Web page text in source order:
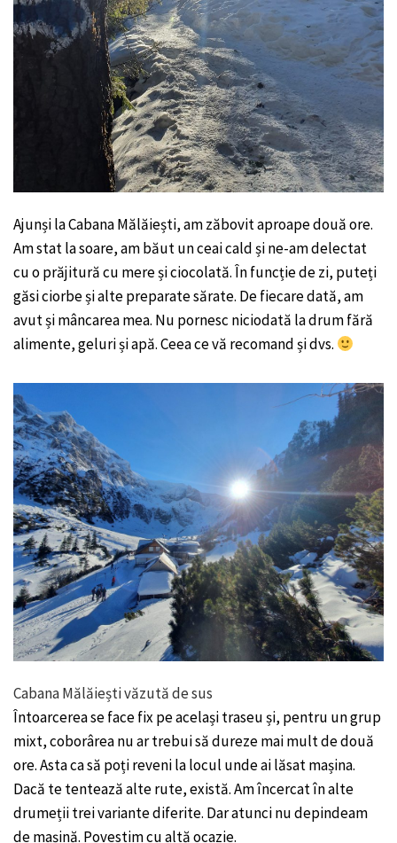
Ajunși la Cabana Mălăiești, am zăbovit aproape două ore.
Am stat la soare, am băut un ceai cald și ne-am delectat
cu o prăjitură cu mere și ciocolată. În funcție de zi, puteți
găsi ciorbe și alte preparate sărate. De fiecare dată, am
avut și mâncarea mea. Nu pornesc niciodată la drum fără
alimente, geluri și apă. Ceea ce vă recomand și dvs.
Cabana Mălăiești văzută de sus
Întoarcerea se face fix pe același traseu și, pentru un grup
mixt, coborârea nu ar trebui să dureze mai mult de două
ore. Asta ca să poți reveni la locul unde ai lăsat mașina.
Dacă te tentează alte rute, există. Am încercat în alte
drumeții trei variante diferite. Dar atunci nu depindeam
de mașină. Povestim cu altă ocazie.